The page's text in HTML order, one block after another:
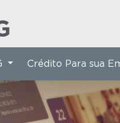
Crédito Para sua